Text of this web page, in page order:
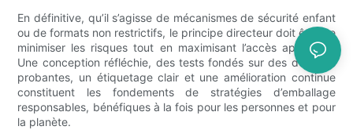
En définitive, qu’il s’agisse de mécanismes de sécurité enfant
ou de formats non restrictifs, le principe directeur doit être de
minimiser les risques tout en maximisant l’accès approprié.
Une conception réfléchie, des tests fondés sur des données
probantes, un étiquetage clair et une amélioration continue
constituent les fondements de stratégies d’emballage
responsables, bénéfiques à la fois pour les personnes et pour
la planète.